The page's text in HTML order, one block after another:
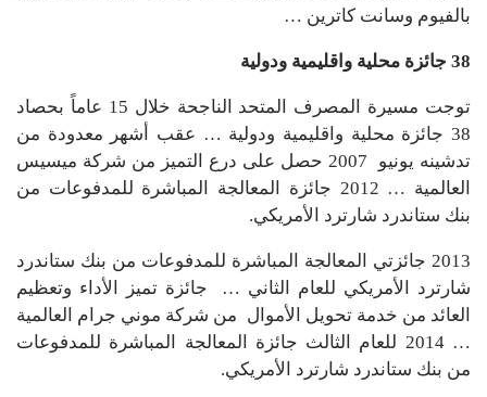
بالفيوم وسانت كاترين …
38 جائزة محلية واقليمية ودولية
توجت مسيرة المصرف المتحد الناجحة خلال 15 عاماً بحصاد
38 جائزة محلية واقليمية ودولية … عقب أشهر معدودة من
تدشينه يونيو 2007 حصل على درع التميز من شركة ميسيس
العالمية … 2012 جائزة المعالجة المباشرة للمدفوعات من
بنك ستاندرد شارترد الأمريكي.
2013 جائزتي المعالجة المباشرة للمدفوعات من بنك ستاندرد
شارترد الأمريكي للعام الثاني … جائزة تميز الأداء وتعظيم
العائد من خدمة تحويل الأموال من شركة موني جرام العالمية
… 2014 للعام الثالث جائزة المعالجة المباشرة للمدفوعات
من بنك ستاندرد شارترد الأمريكي.